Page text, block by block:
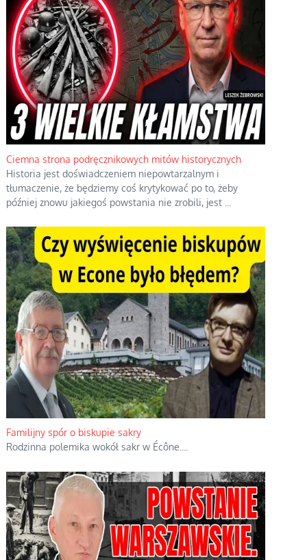
Ciemna strona podręcznikowych mitów historycznych
Historia jest doświadczeniem niepowtarzalnym i
tłumaczenie, że będziemy coś krytykować po to, żeby
później znowu jakiegoś powstania nie zrobili, jest
Familijny spór o biskupie sakry
Rodzinna polemika wokół sakr w Écône.